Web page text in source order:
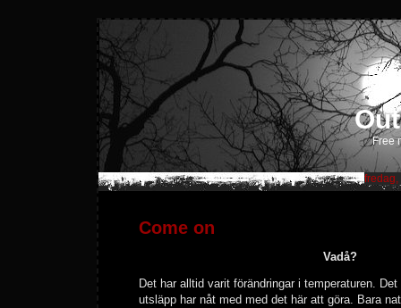
Free
fredag,
Come on
Vadå?
Det har alltid varit förändringar i temperaturen.
utsläpp har nåt med med det här att göra. Bara